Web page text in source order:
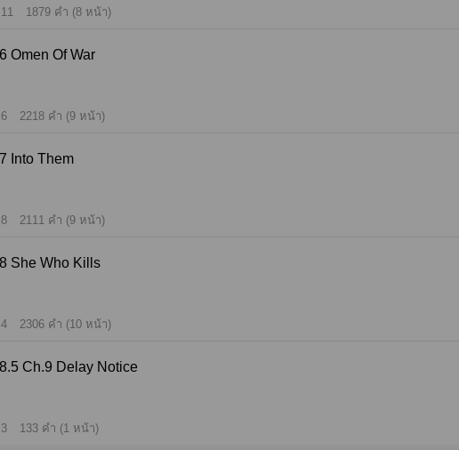
11 1879 คำ (8 หน้า)
ตอนที่ 6 Omen Of War
6 2218 คำ (9 หน้า)
ตอนที่ 7 Into Them
8 2111 คำ (9 หน้า)
ตอนที่ 8 She Who Kills
4 2306 คำ (10 หน้า)
ตอนที่ 8.5 Ch.9 Delay Notice
3 133 คำ (1 หน้า)